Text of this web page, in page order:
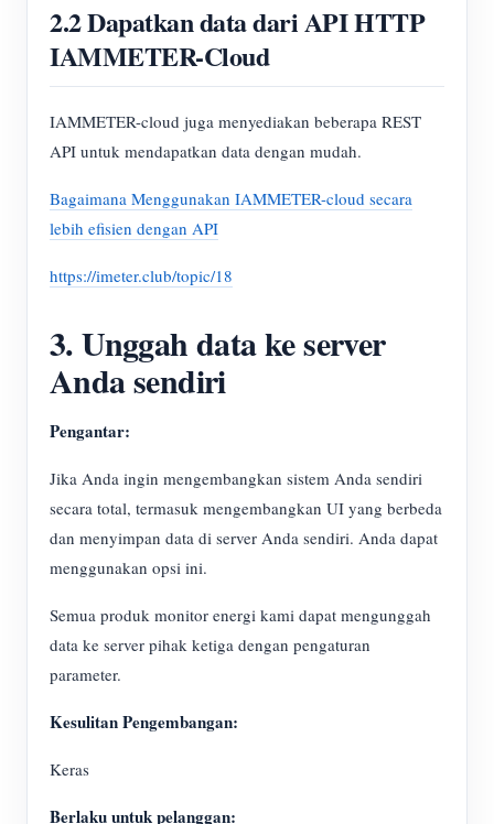
2.2 Dapatkan data dari API HTTP
IAMMETER-Cloud
IAMMETER-cloud juga menyediakan beberapa REST
API untuk mendapatkan data dengan mudah.
Bagaimana Menggunakan IAMMETER-cloud secara
lebih efisien dengan API
https://imeter.club/topic/18
3. Unggah data ke server
Anda sendiri
Pengantar:
Jika Anda ingin mengembangkan sistem Anda sendiri
secara total, termasuk mengembangkan UI yang berbeda
dan menyimpan data di server Anda sendiri. Anda dapat
menggunakan opsi ini.
Semua produk monitor energi kami dapat mengunggah
data ke server pihak ketiga dengan pengaturan
parameter.
Kesulitan Pengembangan:
Keras
Berlaku untuk pelanggan: